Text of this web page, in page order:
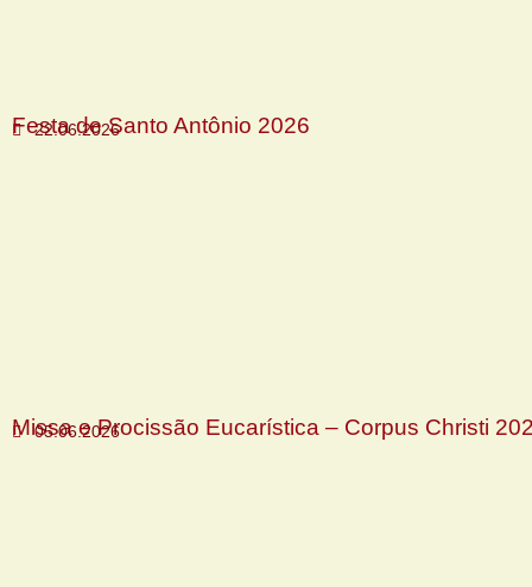
Festa de Santo Antônio 2026
22.06.2026
Missa e Procissão Eucarística – Corpus Christi
05.06.2026